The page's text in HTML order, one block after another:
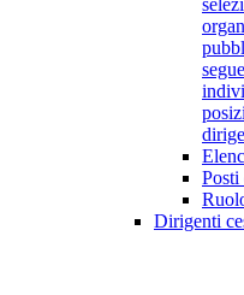
Dirigenti